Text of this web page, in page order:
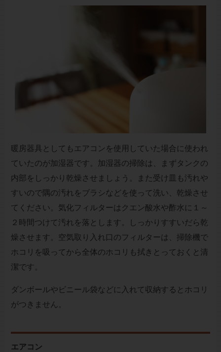
暖房器具としてもエアコンを使用していた場合に使われ
ていたのが加湿器です。加湿器の掃除は、まずタンクの
内部をしっかり乾燥させましょう。また受け皿も汚れや
すいので隅の汚れをブラシなどを使って洗い、乾燥させ
てください。気化フィルターはクエン酸水や酢水に１～
２時間つけて汚れを落とします。しっかりすすいだら乾
燥させます。空気取り入れ口のフィルターは、掃除機で
ホコリを吸ってから全体のホコリも拭きとっておくと清
潔です。
ダンボールやビニール袋などに入れて収納するとホコリ
がつきません。
エアコン